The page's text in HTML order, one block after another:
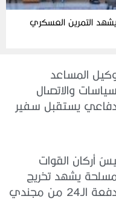
التمرين العسكري
المساعد
والاتصال
يستقبل سفير
أركان القوات
يشهد تخريج
الدفعة الـ24 من مجندي